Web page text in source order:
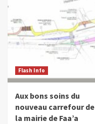
Flash Info
Aux bons soins du
nouveau carrefour de
la mairie de Faa’a